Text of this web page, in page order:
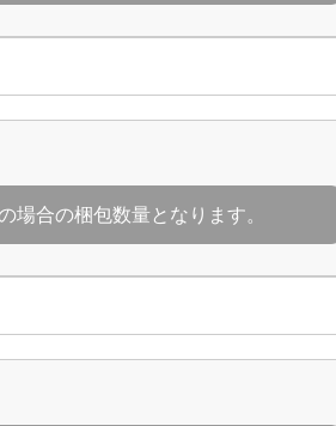
場合の梱包数量となります。